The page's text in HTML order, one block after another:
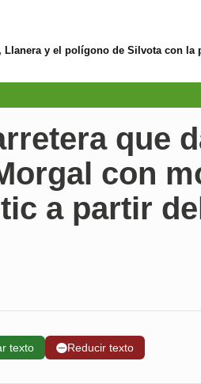
Llanera y el polígono de Silvota con
que
con
a partir
texto ➖Reducir texto